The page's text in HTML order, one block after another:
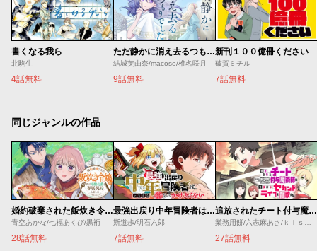
書くなる我ら
北駒生
4話無料
ただ静かに消え去るつもりでした
結城芙由奈/macoso/椎名咲月
9話無料
新刊１００億冊ください
破賀ミチル
7話無料
同じジャンルの作品
婚約破棄された飯炊き令嬢の私は冷酷公爵と専属契約しました～ですが胃袋を掴んだ結果、冷たかった公爵様がどんどん優しくなっています～
青空あかな/七福あくび/黒裄
28話無料
最強出戻り中年冒険者は、今さら命なんてかけたくない
斯道歩/明石六郎
7話無料
追放されたチート付与魔術師は気ままなセカンドライフを謳歌する。 ～俺は武器だけじゃなく、あらゆるものに『強化ポイント』を付与できるし、俺の意思でいつでも効果を解除できるけど、残った人たち大丈夫？～
27話無料